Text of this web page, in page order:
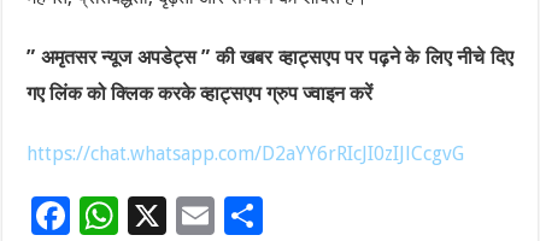
” अमृतसर न्यूज अपडेट्स ” की खबर व्हाट्सएप पर पढ़ने के लिए नीचे दिए
गए लिंक को क्लिक करके व्हाट्सएप ग्रुप ज्वाइन करें
https://chat.whatsapp.com/D2aYY6rRIcJI0zIJlCcgvG
F
W
X
E